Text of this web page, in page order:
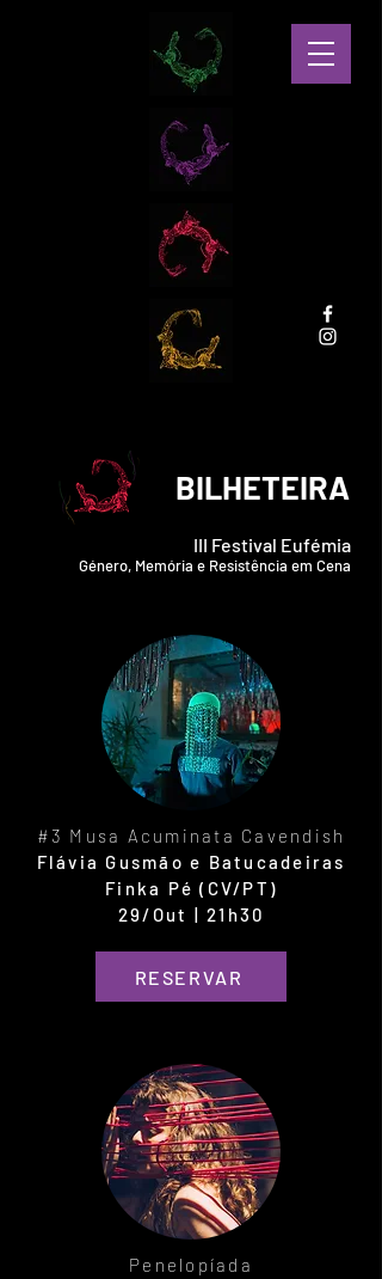
BILHETEIRA
III Festival Eufémia
Género, Memória e Resistência em Cena
#3 Musa Acuminata Cavendish
Flávia Gusmão e Batucadeiras
Finka Pé (CV/PT)
29/Out | 21h30
RESERVAR
Penelopíada